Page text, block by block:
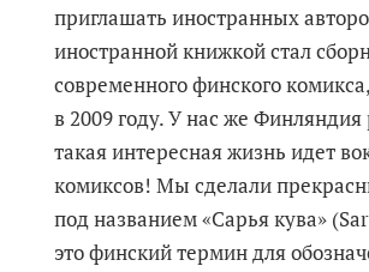
приглашать иностранных
иностранной книжкой стал
современного финского
в 2009 году. У нас же
такая интересная жизнь идет
комиксов! Мы сделали
под названием «Сарья кува»
это финский термин для